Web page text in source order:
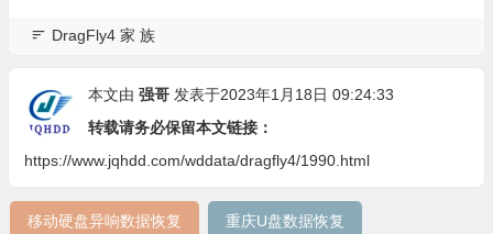
DragFly4 家 族
本文由 强哥 发表于2023年1月18日 09:24:33
转载请务必保留本文链接：
https://www.jqhdd.com/wddata/dragfly4/1990.html
移动硬盘异响数据恢复 重庆U盘数据恢复